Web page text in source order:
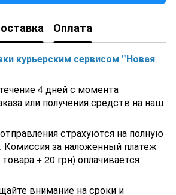
Bridge
фильтром, тентом и подстилкой
Intex 28206 Metal Frame (305x76
d40 мм (RDRMAM0400)
Aquaviva AVUF130T HDPE, до
320Вт)
бетон для бассейна
d32х40х1-1/4"
d110x4.2, L-5
HydroStar BGA Single Easy Star 160
Оплата
курьерским сервисом "Новая
4 дней с момента
или получения средств на наш
страхуются на полную
Комиссия за наложенный платеж
+ 20 грн) оплачивается
внимание на сроки и